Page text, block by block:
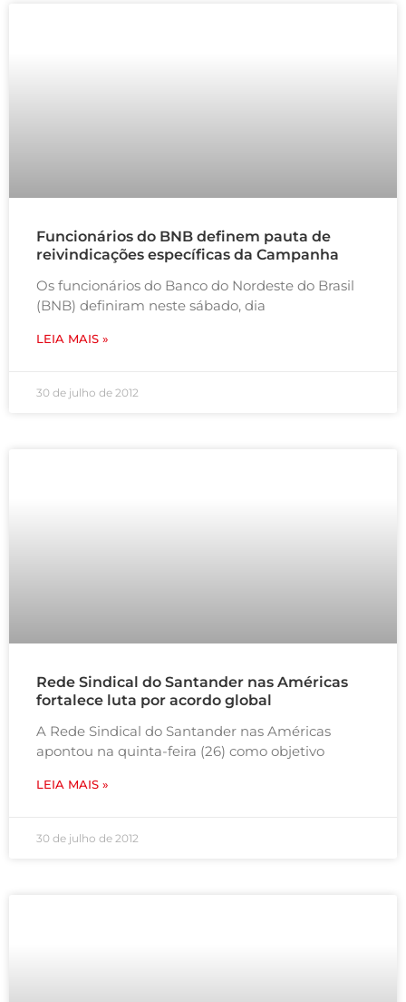
Funcionários do BNB definem pauta de
reivindicações específicas da Campanha
Os funcionários do Banco do Nordeste do Brasil
(BNB) definiram neste sábado, dia
LEIA MAIS »
30 de julho de 2012
Rede Sindical do Santander nas Américas
fortalece luta por acordo global
A Rede Sindical do Santander nas Américas
apontou na quinta-feira (26) como objetivo
LEIA MAIS »
30 de julho de 2012